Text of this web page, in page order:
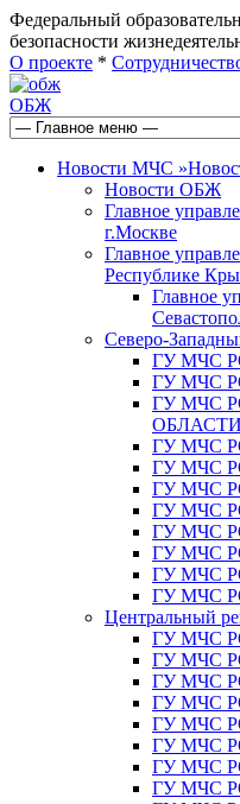
Федеральный
безопасности
О проекте *
ОБЖ
Новости МЧС »
Новости ОБЖ
Главное
г.Москве
Главное
Республике
Главное
Северо-
ГУ МЧС
ГУ МЧС
ГУ МЧС
ОБЛАСТИ
ГУ МЧС
ГУ МЧС
ГУ МЧС
ГУ МЧС
ГУ МЧС
ГУ МЧС
ГУ МЧС
ГУ МЧС
Центральный
ГУ МЧС
ГУ МЧС
ГУ МЧС
ГУ МЧС
ГУ МЧС
ГУ МЧС
ГУ МЧС
ГУ МЧС